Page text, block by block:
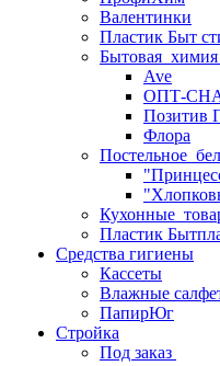
Валентинки
Пластик Быт
Бытовая_химия
Ave
ОПТ-
Позитив
Флора
Пластик
Средства гигиены
Кассеты
Влажные
ПапирЮг
Стройка
Под заказ